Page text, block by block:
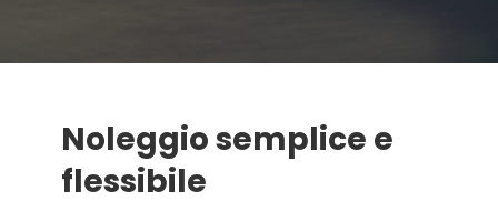
Noleggio semplice e
flessibile